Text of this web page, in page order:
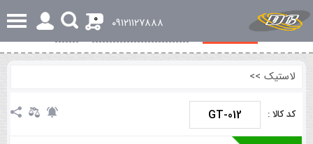
٠٩١٢١١٢٧٨٨٨ 0
مشخصات کلی بررسی تخصصی و اجمالی نظرات
لاستیک >>
کد کالا : GT-012